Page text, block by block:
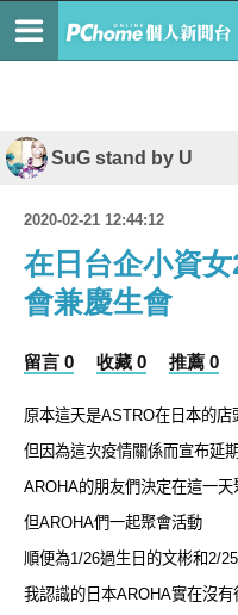
SuG stand by U
2020-02-21 12:44:12
在日台企小資
會兼慶生會
留言 0 收藏 0 推薦 0
原本這天是ASTRO在日本的店
但因為這次疫情關係而宣布延
AROHA的朋友們決定在這一天
但AROHA們一起聚會活動
順便為1/26過生日的文彬和2/25
我認識的日本AROHA實在沒有